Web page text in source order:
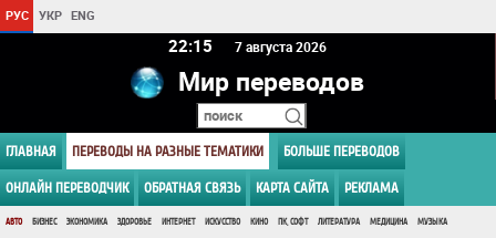
РУС УКР ENG
22 15 7 августа 2026
Мир переводов
ГЛАВНАЯ ПЕРЕВОДЫ НА РАЗНЫЕ ТЕМАТИКИ БОЛЬШЕ ПЕРЕВОДОВ
ОНЛАЙН ПЕРЕВОДЧИК ОБРАТНАЯ СВЯЗЬ КАРТА САЙТА РЕКЛАМА
АВТО БИЗНЕС ЭКОНОМИКА ЗДОРОВЬЕ ИНТЕРНЕТ ИСКУССТВО КИНО ПК, СОФТ ЛИТЕРАТУРА МЕДИЦИНА МУЗЫКА